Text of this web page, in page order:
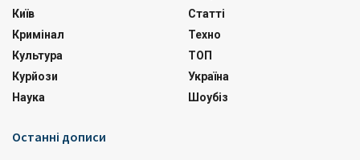
Київ
Кримінал
Культура
Курйози
Наука
Статті
Техно
ТОП
Україна
Шоубіз
Останні дописи